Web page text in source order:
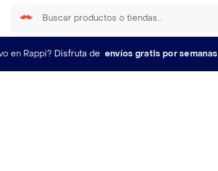
en Rappi? Disfruta de envíos gratis por semanas